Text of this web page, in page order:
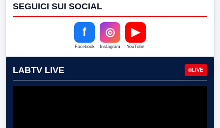
SEGUICI SUI SOCIAL
f
Facebook
◎
Instagram
▶
YouTube
LABTV LIVE LIVE